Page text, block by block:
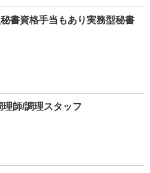
書資格手当もあり実務型秘書
師/調理スタッフ